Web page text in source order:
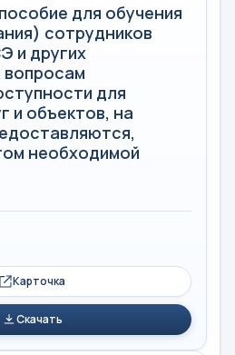
для обучения
сотрудников
и других
вопросам
для
и объектов, на
необходимой
Карточка
Скачать